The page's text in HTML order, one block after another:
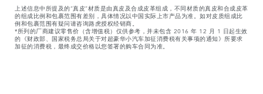
上述信息中所提及的“真皮”材质是由真皮及合成皮革组成，不同材质的真皮和合成皮革
的组成比例和包裹范围有差别，具体情况以中国实际上市产品为准。如对皮质组成比
例和包裹范围有疑问请咨询路虎授权经销商。
*所列的厂商建议零售价（含增值税）仅供参考，并未包含 2016 年 12 月 1 日起生效
的《财政部、国家税务总局关于对超豪华小汽车加征消费税有关事项的通知》所要求
加征的消费税，最终成交价格以您签署的购车合同为准。